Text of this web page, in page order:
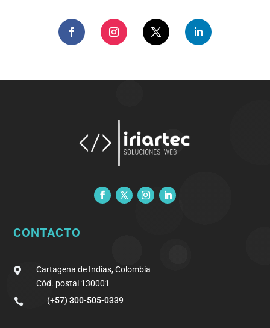
CONTACTO

Cartagena de Indias, Colombia
Cód. postal 130001

(+57) 300-505-0339